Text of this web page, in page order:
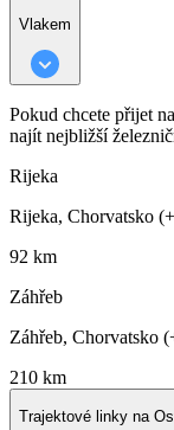
Vlakem
Pokud chcete přijet
najít nejbližší
Rijeka
Rijeka, Chorvatsko
92 km
Záhřeb
Záhřeb, Chorvatsko
210 km
Trajektové linky na